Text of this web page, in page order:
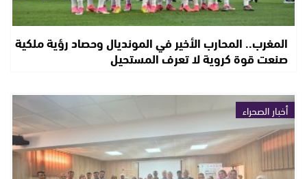
المغرب.. المحارب الأخير في المونديال وحصاد رؤية ملكية
صنعت قوة كروية لا تعرف المستحيل
أخبار الصحراء